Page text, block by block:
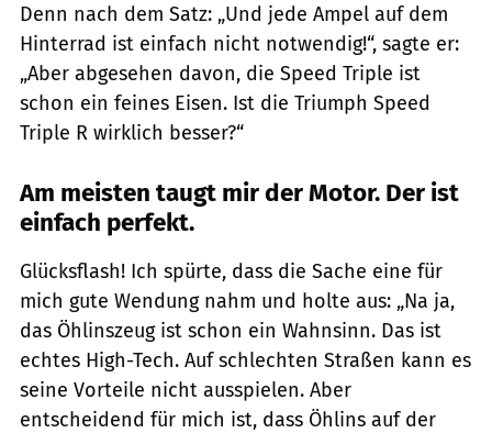
Denn nach dem Satz: „Und jede Ampel auf dem
Hinterrad ist einfach nicht notwendig!“, sagte er:
„Aber abgesehen davon, die Speed Triple ist
schon ein feines Eisen. Ist die Triumph Speed
Triple R wirklich besser?“
Am meisten taugt mir der ­Motor. Der ist
einfach perfekt.
Glücksflash! Ich spürte, dass die Sache eine für
mich gute Wendung nahm und holte aus: „Na ja,
das Öhlinszeug ist schon ein Wahnsinn. Das ist
echtes High-Tech. Auf schlechten Straßen kann es
seine Vorteile nicht ausspielen. Aber
entscheidend für mich ist, dass Öhlins auf der